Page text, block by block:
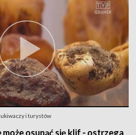
i turystów
może osunąć się klif - ostrzega